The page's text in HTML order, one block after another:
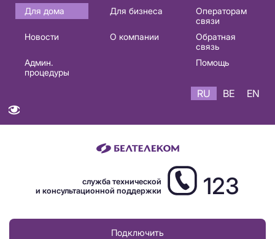
Основная
навигация
Для дома Для бизнеса
Операторам
связи
Новости
О компании
Обратная
связь
Админ.
процедуры
Помощь
RU BE EN
служба технической
и консультационной поддержки
123
Подключить